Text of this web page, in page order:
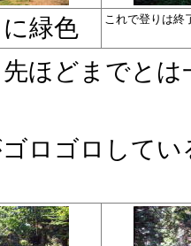
緑色 これで登りは終
ほどまでと
ロゴロして